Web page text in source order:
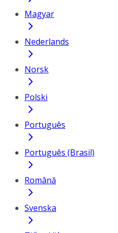
Magyar
Nederlands
Norsk
Polski
Português
Português (Brasil)
Română
Svenska